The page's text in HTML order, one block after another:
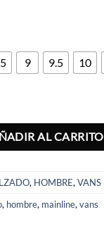
9 9.5 10
cantidad
AL CARRITO
, HOMBRE, VANS
, hombre, mainline, vans